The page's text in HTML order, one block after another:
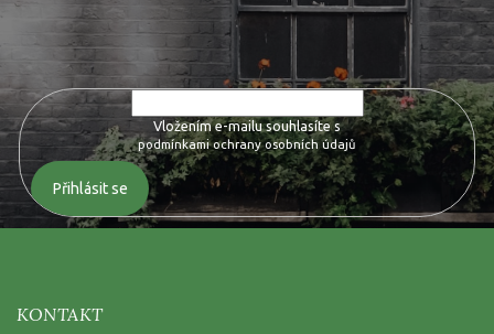
Vložte svůj e-mail a my vám budeme zasílat informace o nových
produktech na našem e-shopu.
Vložením e-mailu souhlasíte s
podmínkami ochrany osobních údajů
Přihlásit se
KONTAKT